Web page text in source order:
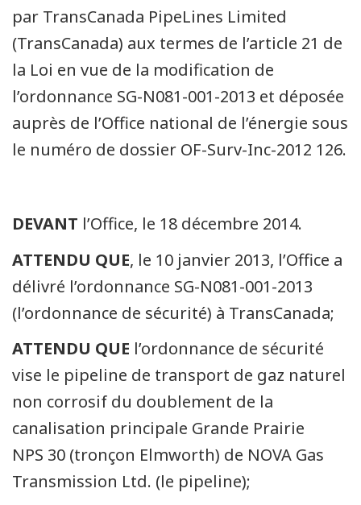
par TransCanada PipeLines Limited
(TransCanada) aux termes de l’article 21 de
la Loi en vue de la modification de
l’ordonnance SG-N081-001-2013 et déposée
auprès de l’Office national de l’énergie sous
le numéro de dossier OF-Surv-Inc-2012 126.
DEVANT l’Office, le 18 décembre 2014.
ATTENDU QUE, le 10 janvier 2013, l’Office a
délivré l’ordonnance SG-N081-001-2013
(l’ordonnance de sécurité) à TransCanada;
ATTENDU QUE l’ordonnance de sécurité
vise le pipeline de transport de gaz naturel
non corrosif du doublement de la
canalisation principale Grande Prairie
NPS 30 (tronçon Elmworth) de NOVA Gas
Transmission Ltd. (le pipeline);